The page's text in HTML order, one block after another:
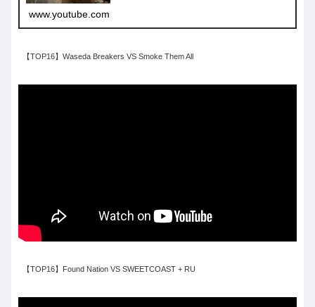
www.youtube.com
【TOP16】Waseda Breakers VS Smoke Them All
【TOP16】Found Nation VS SWEETCOAST + RU